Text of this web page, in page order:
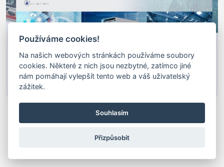
Zabezpečovací Radiofrekvenční Systémy
Používáme cookies!
Na našich webových stránkách používáme soubory
cookies. Některé z nich jsou nezbytné, zatímco jiné
nám pomáhají vylepšít tento web a váš uživatelský
zážitek.
Souhlasím
Přizpůsobit